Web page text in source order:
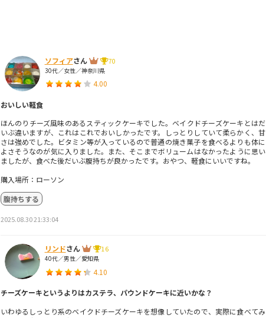
ソフィアさん
70
30代／女性／神奈川県
4.00
おいしい軽食
ほんのりチーズ風味のあるスティックケーキでした。ベイクドチーズケーキとはだ
いぶ違いますが、これはこれでおいしかったです。しっとりしていて柔らかく、甘
さは強めでした。ビタミン等が入っているので普通の焼き菓子を食べるよりも体に
よさそうなのが気に入りました。また、そこまでボリュームはなかったように思い
ましたが、食べた後だいぶ腹持ちが良かったです。おやつ、軽食にいいですね。
購入場所：ローソン
腹持ちする
2025.08.30 21:33:04
リンドさん
16
40代／男性／愛知県
4.10
チーズケーキというよりはカステラ、パウンドケーキに近いかな？
いわゆるしっとり系のベイクドチーズケーキを想像していたので、実際に食べてみ